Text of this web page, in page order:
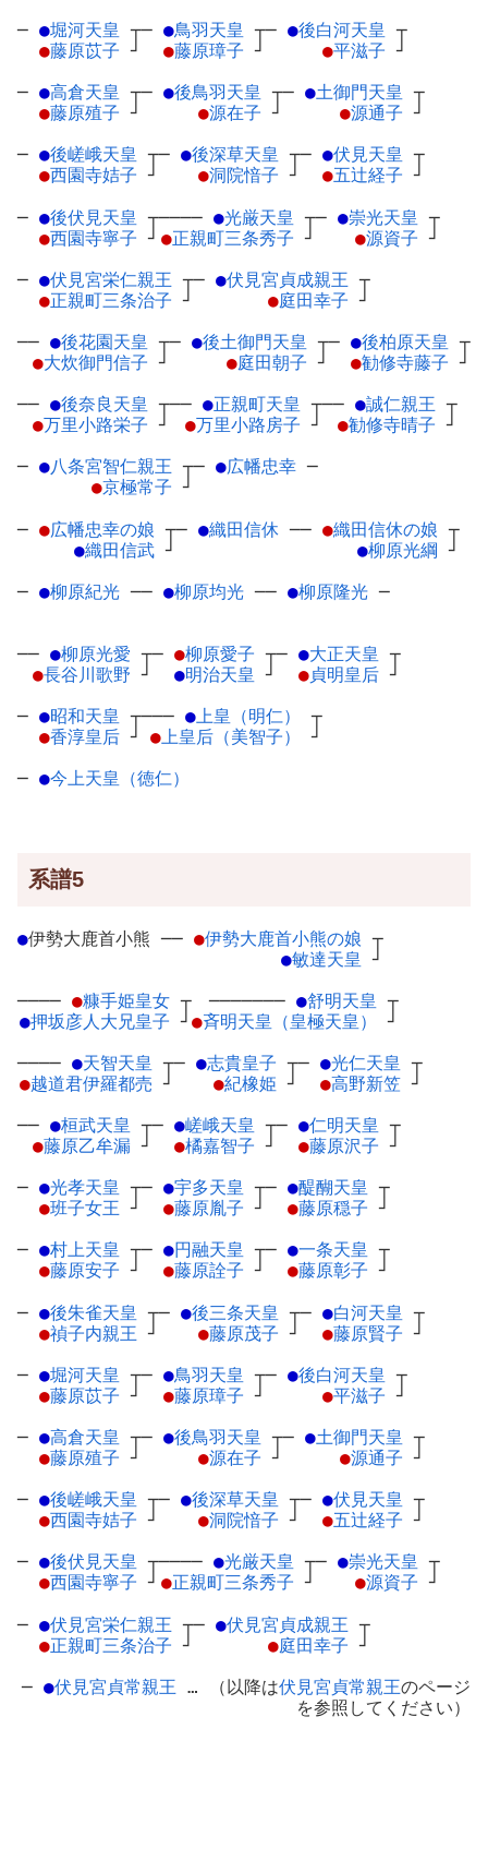
─ ●堀河天皇 ┬
●藤原苡子 ┘
─ ●鳥羽天皇 ┬
●藤原璋子 ┘
─ ●後白河天皇 ┬
●平滋子 ┘
─ ●高倉天皇 ┬
●藤原殖子 ┘
─ ●後鳥羽天皇 ┬
●源在子 ┘
─ ●土御門天皇 ┬
●源通子 ┘
─ ●後嵯峨天皇 ┬
●西園寺姞子 ┘
─ ●後深草天皇 ┬
●洞院愔子 ┘
─ ●伏見天皇 ┬
●五辻経子 ┘
─ ●後伏見天皇 ┬
●西園寺寧子 ┘
──── ●光厳天皇 ┬
●正親町三条秀子 ┘
─ ●崇光天皇 ┬
●源資子 ┘
─ ●伏見宮栄仁親王 ┬
●正親町三条治子 ┘
─ ●伏見宮貞成親王 ┬
●庭田幸子 ┘
── ●後花園天皇 ┬
●大炊御門信子 ┘
─ ●後土御門天皇 ┬
●庭田朝子 ┘
─ ●後柏原天皇 ┬
●勧修寺藤子 ┘
── ●後奈良天皇 ┬
●万里小路栄子 ┘
── ●正親町天皇 ┬
●万里小路房子 ┘
── ●誠仁親王 ┬
●勧修寺晴子 ┘
─ ●八条宮智仁親王 ┬
●京極常子 ┘
─ ●広幡忠幸 ─
─ ●広幡忠幸の娘 ┬
●織田信武 ┘
─ ●織田信休 ── ●織田信休の娘 ┬
●柳原光綱 ┘
─ ●柳原紀光 ── ●柳原均光 ── ●柳原隆光 ─
── ●柳原光愛 ┬
●長谷川歌野 ┘
─ ●柳原愛子 ┬
●明治天皇 ┘
─ ●大正天皇 ┬
●貞明皇后 ┘
─ ●昭和天皇 ┬
●香淳皇后 ┘
─── ●上皇（明仁）
┬
●上皇后（美智子） ┘
─ ●今上天皇（徳仁）
系譜5
●伊勢大鹿首小熊 ── ●伊勢大鹿首小熊の娘 ┬
●敏達天皇 ┘
──── ●糠手姫皇女 ┬
●押坂彦人大兄皇子 ┘
─────── ●舒明天皇 ┬
●斉明天皇（皇極天皇） ┘
──── ●天智天皇 ┬
●越道君伊羅都売 ┘
─ ●志貴皇子 ┬
●紀橡姫 ┘
─ ●光仁天皇 ┬
●高野新笠 ┘
── ●桓武天皇 ┬
●藤原乙牟漏 ┘
─ ●嵯峨天皇 ┬
●橘嘉智子 ┘
─ ●仁明天皇 ┬
●藤原沢子 ┘
─ ●光孝天皇 ┬
●班子女王 ┘
─ ●宇多天皇 ┬
●藤原胤子 ┘
─ ●醍醐天皇 ┬
●藤原穏子 ┘
─ ●村上天皇 ┬
●藤原安子 ┘
─ ●円融天皇 ┬
●藤原詮子 ┘
─ ●一条天皇 ┬
●藤原彰子 ┘
─ ●後朱雀天皇 ┬
●禎子内親王 ┘
─ ●後三条天皇 ┬
●藤原茂子 ┘
─ ●白河天皇 ┬
●藤原賢子 ┘
─ ●堀河天皇 ┬
●藤原苡子 ┘
─ ●鳥羽天皇 ┬
●藤原璋子 ┘
─ ●後白河天皇 ┬
●平滋子 ┘
─ ●高倉天皇 ┬
●藤原殖子 ┘
─ ●後鳥羽天皇 ┬
●源在子 ┘
─ ●土御門天皇 ┬
●源通子 ┘
─ ●後嵯峨天皇 ┬
●西園寺姞子 ┘
─ ●後深草天皇 ┬
●洞院愔子 ┘
─ ●伏見天皇 ┬
●五辻経子 ┘
─ ●後伏見天皇 ┬
●西園寺寧子 ┘
──── ●光厳天皇 ┬
●正親町三条秀子 ┘
─ ●崇光天皇 ┬
●源資子 ┘
─ ●伏見宮栄仁親王 ┬
●正親町三条治子 ┘
─ ●伏見宮貞成親王 ┬
●庭田幸子 ┘
─ ●伏見宮貞常親王 … （以降は伏見宮貞常親王のページ
を参照してください）